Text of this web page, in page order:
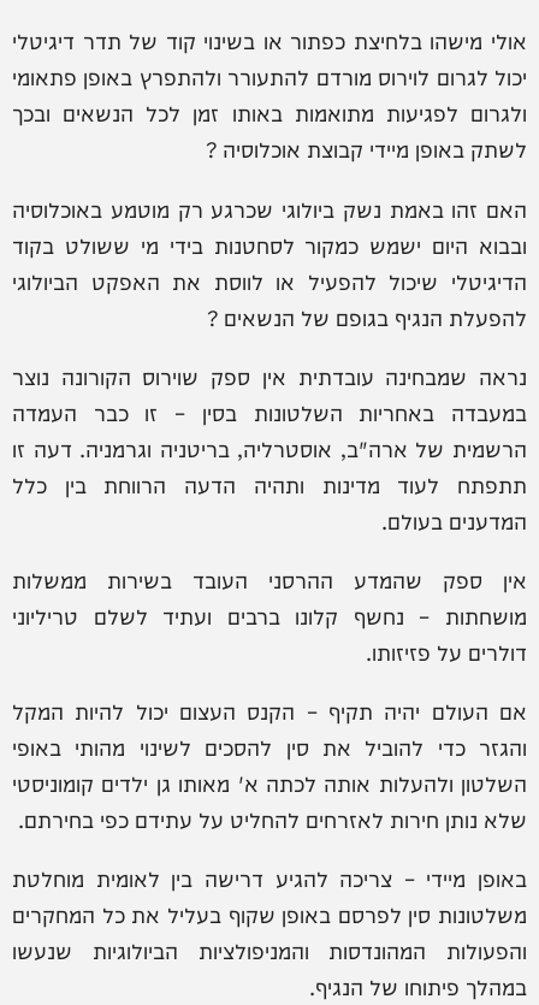
אולי מישהו בלחיצת כפתור או בשינוי קוד של תדר דיגיטלי
יכול לגרום לוירוס מורדם להתעורר ולהתפרץ באופן פתאומי
ולגרום לפגיעות מתואמות באותו זמן לכל הנשאים ובכך
לשתק באופן מיידי קבוצת אוכלוסיה ?
האם זהו באמת נשק ביולוגי שכרגע רק מוטמע באוכלוסיה
ובבוא היום ישמש כמקור לסחטנות בידי מי ששולט בקוד
הדיגיטלי שיכול להפעיל או לווסת את האפקט הביולוגי
להפעלת הנגיף בגופם של הנשאים ?
נראה שמבחינה עובדתית אין ספק שוירוס הקורונה נוצר
במעבדה באחריות השלטונות בסין – זו כבר העמדה
הרשמית של ארה"ב, אוסטרליה, בריטניה וגרמניה. דעה זו
תתפתח לעוד מדינות ותהיה הדעה הרווחת בין כלל
המדענים בעולם.
אין ספק שהמדע ההרסני העובד בשירות ממשלות
מושחתות – נחשף קלונו ברבים ועתיד לשלם טריליוני
דולרים על פזיזותו.
אם העולם יהיה תקיף – הקנס העצום יכול להיות המקל
והגזר כדי להוביל את סין להסכים לשינוי מהותי באופי
השלטון ולהעלות אותה לכתה א' מאותו גן ילדים קומוניסטי
שלא נותן חירות לאזרחים להחליט על עתידם כפי בחירתם.
באופן מיידי – צריכה להגיע דרישה בין לאומית מוחלטת
משלטונות סין לפרסם באופן שקוף בעליל את כל המחקרים
והפעולות המהונדסות והמניפולציות הביולוגיות שנעשו
במהלך פיתוחו של הנגיף.